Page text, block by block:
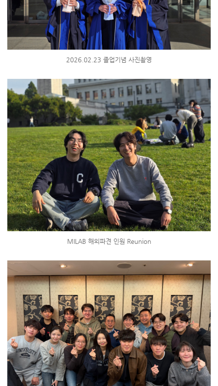
2026.02.23 졸업기념 사진촬영
MILAB 해외파견 인원 Reunion